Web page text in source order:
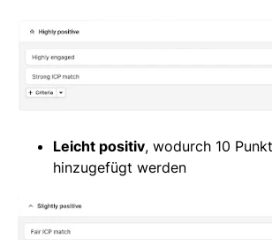
Leicht positiv, wodurch 10
hinzugefügt werden